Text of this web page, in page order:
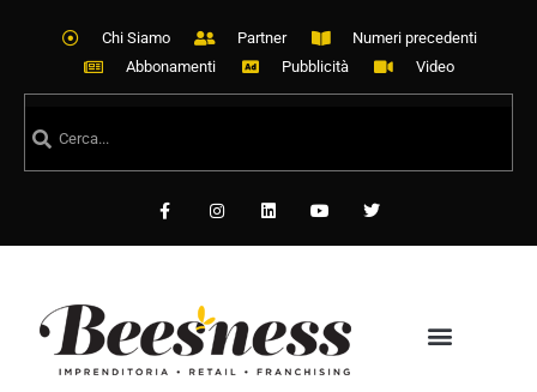
Chi Siamo Partner
Numeri precedenti
Abbonamenti
Pubblicità Video